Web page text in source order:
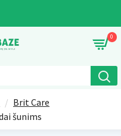
0
Brit Care
šunims